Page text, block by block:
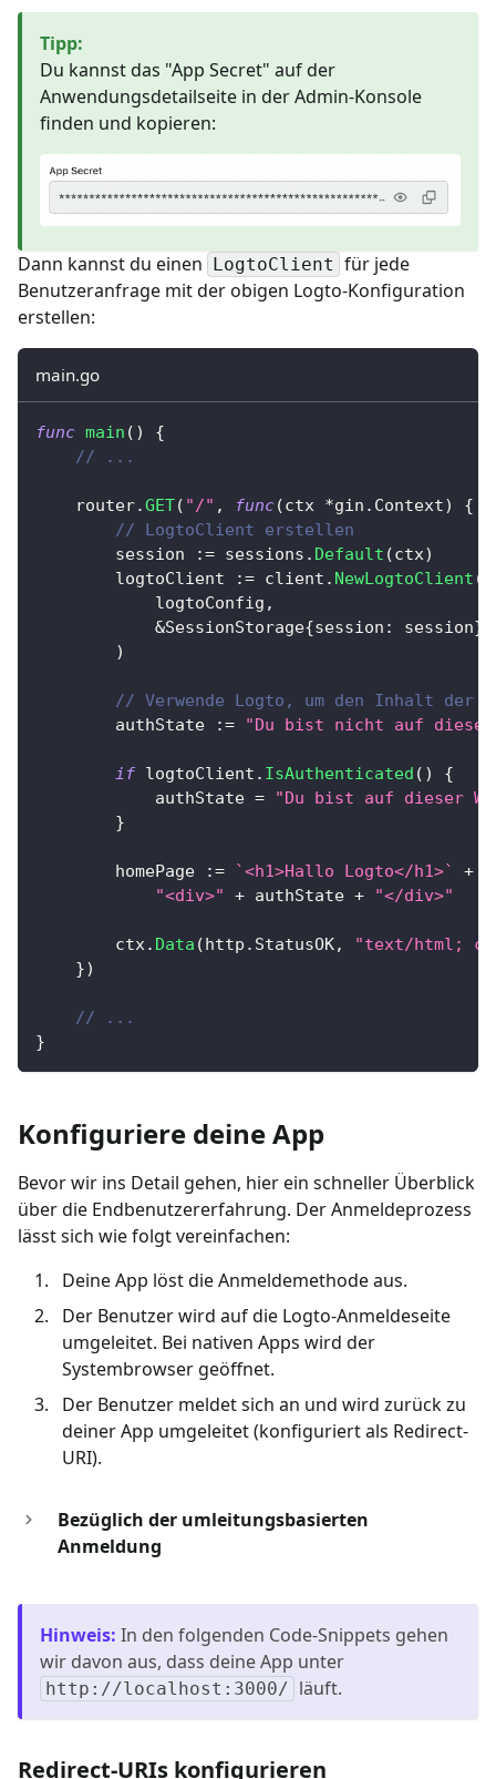
Tipp:
Du kannst das "App Secret" auf der
Anwendungsdetailseite in der Admin-Konsole
finden und kopieren:
Dann kannst du einen LogtoClient für jede
Benutzeranfrage mit der obigen Logto-Konfiguration
erstellen:
main.go
func main ( )
{
// ...
	router
.GET( "/" , func(ctx *gin . Context)
{
// LogtoClient erstellen
		session
:= sessions . Default (ctx)
		logtoClient
:= client . NewLogtoClient (
			logtoConfig
,
&SessionStorage{session : session}
)
// Verwende Logto, um den Inhalt der
		authState
:= "Du bist nicht auf dieser
if logtoClient . IsAuthenticated ( )
{
			authState
=
"Du bist auf dieser
}
		homePage
:= `<h1>Hallo Logto</h1>`
+
"<div>"
+ authState + "</div>"
		ctx
. Data (http . StatusOK,
"text/html;
})
// ...
}
Konfiguriere deine App
Bevor wir ins Detail gehen, hier ein schneller Überblick
über die Endbenutzererfahrung. Der Anmeldeprozess
lässt sich wie folgt vereinfachen:
Deine App löst die Anmeldemethode aus.
Der Benutzer wird auf die Logto-Anmeldeseite
umgeleitet. Bei nativen Apps wird der
Systembrowser geöffnet.
Der Benutzer meldet sich an und wird zurück zu
deiner App umgeleitet (konfiguriert als Redirect-
URI).
Bezüglich der umleitungsbasierten
Anmeldung
Hinweis: In den folgenden Code-Snippets gehen
wir davon aus, dass deine App unter
http://localhost:3000/ läuft.
Redirect-URIs konfigurieren